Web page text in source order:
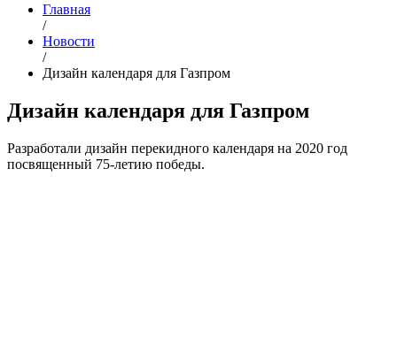
Главная
/
Новости
/
Дизайн календаря для Газпром
Дизайн календаря для Газпром
Разработали дизайн перекидного календаря на 2020 год
посвященный 75-летию победы.